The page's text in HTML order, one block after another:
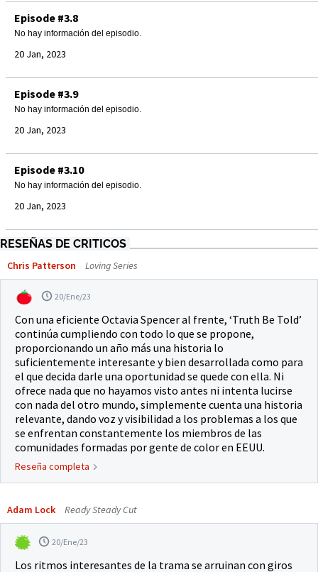
Episode #3.8
No hay información del episodio.
20 Jan, 2023
Episode #3.9
No hay información del episodio.
20 Jan, 2023
Episode #3.10
No hay información del episodio.
20 Jan, 2023
RESEÑAS DE CRITICOS
Chris Patterson Loving Series
20/Ene/23
Con una eficiente Octavia Spencer al frente, ‘Truth Be Told’
continúa cumpliendo con todo lo que se propone,
proporcionando un año más una historia lo
suficientemente interesante y bien desarrollada como para
el que decida darle una oportunidad se quede con ella. Ni
ofrece nada que no hayamos visto antes ni intenta lucirse
con nada del otro mundo, simplemente cuenta una historia
relevante, dando voz y visibilidad a los problemas a los que
se enfrentan constantemente los miembros de las
comunidades formadas por gente de color en EEUU.
Reseña completa
Adam Lock Ready Steady Cut
20/Ene/23
Los ritmos interesantes de la trama se arruinan con giros